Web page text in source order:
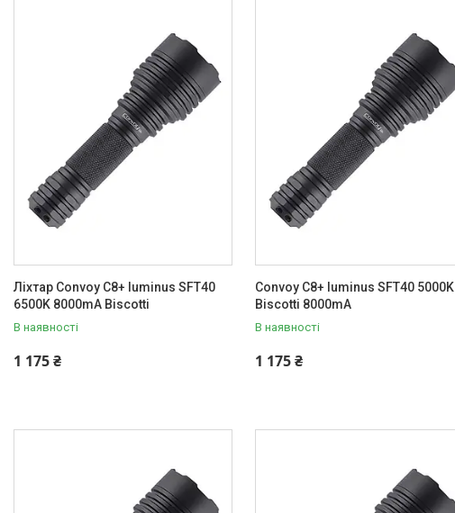
Ліхтарі Convoy
S6, S7
S9 mk
S15
S21B
S21G
C8
Ліхтар Convoy C8+ luminus SFT40
6500K 8000mA Biscotti
В наявності
1 175 ₴
Convoy C8+ luminus SFT40 5000K
Biscotti 8000mA
В наявності
1 175 ₴